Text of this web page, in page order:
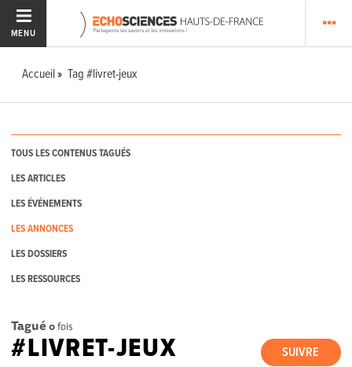
MENU
Accueil Tag #livret-jeux
TOUS LES CONTENUS TAGUÉS
LES ARTICLES
LES ÉVÉNEMENTS
LES ANNONCES
LES DOSSIERS
LES RESSOURCES
Tagué 0fois
SUIVRE
#LIVRET-JEUX